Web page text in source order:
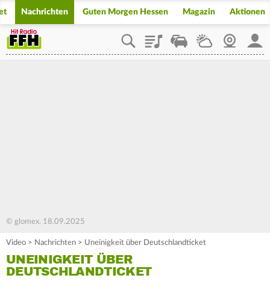
Nachrichten Guten Morgen Hessen Magazin Aktionen
PlaylistStaupilotWetterWebcam
© glomex, 18.09.2025
Video > Nachrichten > Uneinigkeit über Deutschlandticket
UNEINIGKEIT ÜBER
DEUTSCHLANDTICKET